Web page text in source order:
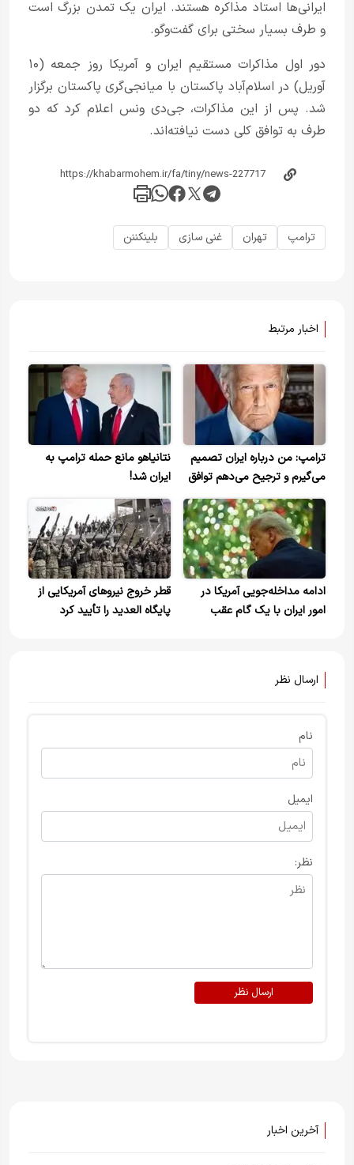
ایرانی‌ها استاد مذاکره هستند. ایران یک تمدن بزرگ است
و طرف بسیار سختی برای گفت‌وگو.
دور اول مذاکرات مستقیم ایران و آمریکا روز جمعه (۱۰
آوریل) در اسلام‌آباد پاکستان با میانجی‌گری پاکستان برگزار
شد. پس از این مذاکرات، جی‌دی ونس اعلام کرد که دو
طرف به توافق کلی دست نیافته‌اند.
ترامپ تهران غنی سازی بلینکننن
اخبار مرتبط
ترامپ: من درباره ایران تصمیم
می‌گیرم و ترجیح می‌دهم توافق
شود
نتانیاهو مانع حمله ترامپ به
ایران شد!
ادامه مداخله‌جویی آمریکا در
امور ایران با یک گام عقب
قطر خروج نیروهای آمریکایی از
پایگاه العدید را تأیید کرد
ارسال نظر
نام
ایمیل
نظر:
ارسال نظر
آخرین اخبار